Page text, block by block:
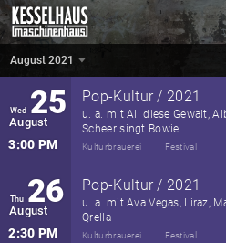
6:00 PM Kesselhaus
August 2021
Wed 25
August
3:00 PM
Pop-Kultur / 2021
u. a. mit All diese Gewalt,
Scheer singt Bowie
Kulturbrauerei Festival
Thu 26
August
2:30 PM
Pop-Kultur / 2021
u. a. mit Ava Vegas, Liraz,
Qrella
Kulturbrauerei Festival
August 2021 ▼